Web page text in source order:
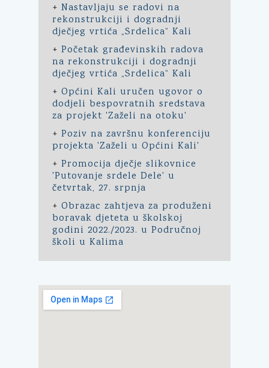
+ Nastavljaju se radovi na
rekonstrukciji i dogradnji
dječjeg vrtića „Srdelica“ Kali
+ Početak građevinskih radova
na rekonstrukciji i dogradnji
dječjeg vrtića „Srdelica“ Kali
+ Općini Kali uručen ugovor o
dodjeli bespovratnih sredstava
za projekt 'Zaželi na otoku'
+ Poziv na završnu konferenciju
projekta 'Zaželi u Općini Kali'
+ Promocija dječje slikovnice
'Putovanje srdele Dele' u
četvrtak, 27. srpnja
+ Obrazac zahtjeva za produženi
boravak djeteta u školskoj
godini 2022./2023. u Područnoj
školi u Kalima